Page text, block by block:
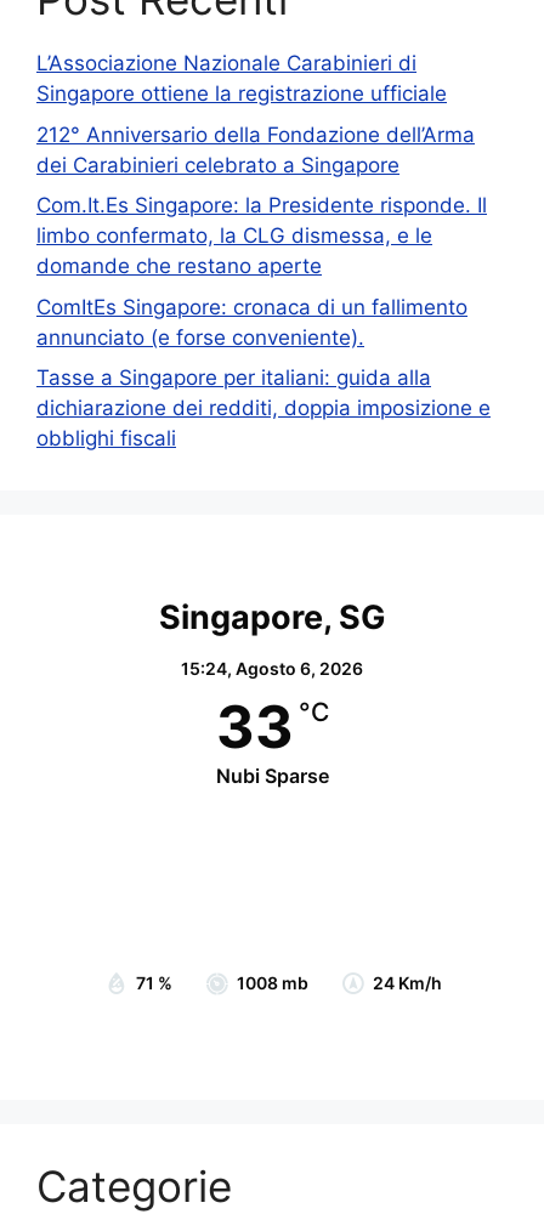
L’Associazione Nazionale Carabinieri di
Singapore ottiene la registrazione ufficiale
212° Anniversario della Fondazione dell’Arma
dei Carabinieri celebrato a Singapore
Com.It.Es Singapore: la Presidente risponde. Il
limbo confermato, la CLG dismessa, e le
domande che restano aperte
ComItEs Singapore: cronaca di un fallimento
annunciato (e forse conveniente).
Tasse a Singapore per italiani: guida alla
dichiarazione dei redditi, doppia imposizione e
obblighi fiscali
Singapore, SG
15:24, Agosto 6, 2026
33 °C
Nubi Sparse
71 % 1008 mb 24 Km/h
Categorie